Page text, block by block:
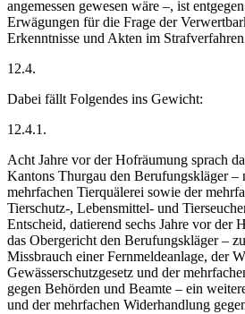
angemessen gewesen wäre –, ist
Erwägungen für die Frage der
Erkenntnisse und Akten im
12.4.
Dabei fällt Folgendes ins Gewicht:
12.4.1.
Acht Jahre vor der Hofräumung sprach
Kantons Thurgau den Berufungskläger –
mehrfachen Tierquälerei sowie der
Tierschutz-, Lebensmittel- und
Entscheid, datierend sechs Jahre vor der
das Obergericht den Berufungskläger –
Missbrauch einer Fernmeldeanlage, der
Gewässerschutzgesetz und der
gegen Behörden und Beamte – ein
und der mehrfachen Widerhandlung